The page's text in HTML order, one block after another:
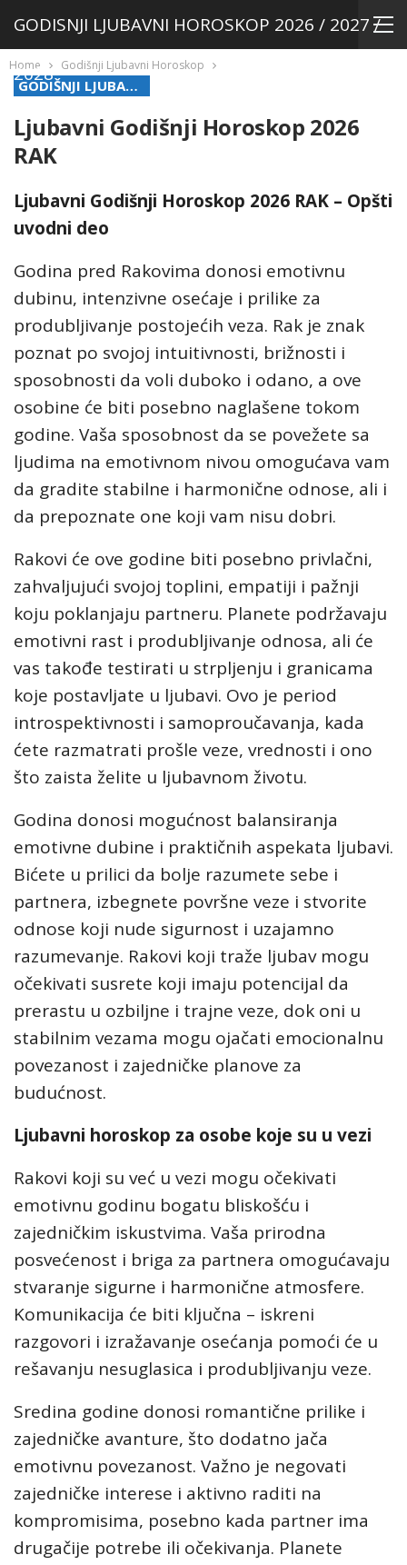
GODISNJI LJUBAVNI HOROSKOP 2026 / 2027 /
2028
Home Godišnji Ljubavni Horoskop
GODIŠNJI LJUBAVNI HOROSKOP
Ljubavni Godišnji Horoskop 2026
RAK
Ljubavni Godišnji Horoskop 2026 RAK – Opšti
uvodni deo
Godina pred Rakovima donosi emotivnu
dubinu, intenzivne osećaje i prilike za
produbljivanje postojećih veza. Rak je znak
poznat po svojoj intuitivnosti, brižnosti i
sposobnosti da voli duboko i odano, a ove
osobine će biti posebno naglašene tokom
godine. Vaša sposobnost da se povežete sa
ljudima na emotivnom nivou omogućava vam
da gradite stabilne i harmonične odnose, ali i
da prepoznate one koji vam nisu dobri.
Rakovi će ove godine biti posebno privlačni,
zahvaljujući svojoj toplini, empatiji i pažnji
koju poklanjaju partneru. Planete podržavaju
emotivni rast i produbljivanje odnosa, ali će
vas takođe testirati u strpljenju i granicama
koje postavljate u ljubavi. Ovo je period
introspektivnosti i samoproučavanja, kada
ćete razmatrati prošle veze, vrednosti i ono
što zaista želite u ljubavnom životu.
Godina donosi mogućnost balansiranja
emotivne dubine i praktičnih aspekata ljubavi.
Bićete u prilici da bolje razumete sebe i
partnera, izbegnete površne veze i stvorite
odnose koji nude sigurnost i uzajamno
razumevanje. Rakovi koji traže ljubav mogu
očekivati susrete koji imaju potencijal da
prerastu u ozbiljne i trajne veze, dok oni u
stabilnim vezama mogu ojačati emocionalnu
povezanost i zajedničke planove za
budućnost.
Ljubavni horoskop za osobe koje su u vezi
Rakovi koji su već u vezi mogu očekivati
emotivnu godinu bogatu bliskošću i
zajedničkim iskustvima. Vaša prirodna
posvećenost i briga za partnera omogućavaju
stvaranje sigurne i harmonične atmosfere.
Komunikacija će biti ključna – iskreni
razgovori i izražavanje osećanja pomoći će u
rešavanju nesuglasica i produbljivanju veze.
Sredina godine donosi romantične prilike i
zajedničke avanture, što dodatno jača
emotivnu povezanost. Važno je negovati
zajedničke interese i aktivno raditi na
kompromisima, posebno kada partner ima
drugačije potrebe ili očekivanja. Planete